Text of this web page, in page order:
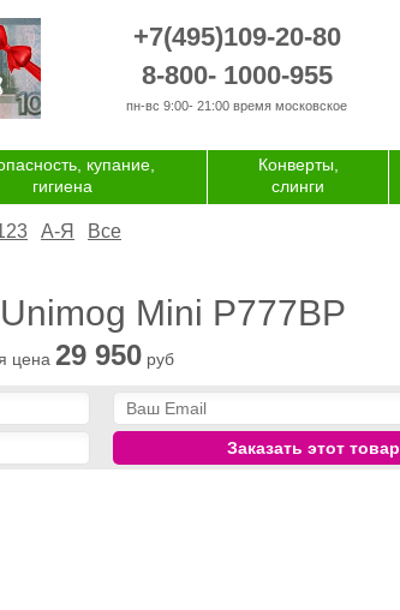
+7(495)109-20-80
8-800- 1000-955
пн-вс 9:00- 21:00 время московское
купание,
гигиена
Конверты,
слинги
А-Я Все
Mini P777BP
цена 29 950 руб
Заказать этот товар